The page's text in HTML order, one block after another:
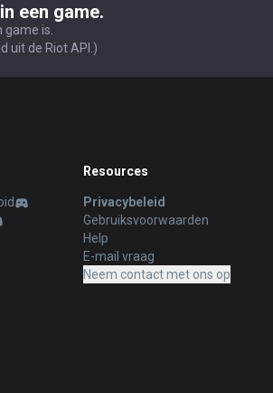
een game.
is.
uit de Riot API.)
Resources
Privacybeleid
Gebruiksvoorwaarden
Help
E-mail vraag
Neem contact met ons op